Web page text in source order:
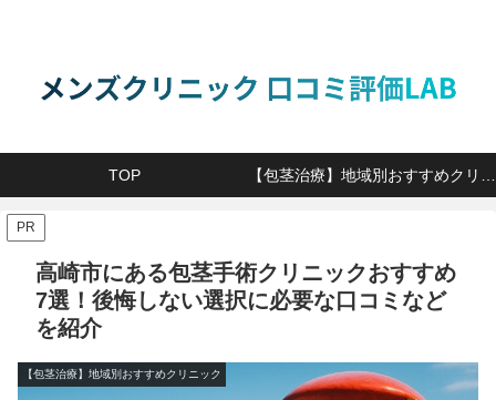
TOP 【包茎治療】地域別おすすめクリニック
PR
高崎市にある包茎手術クリニックおすすめ
7選！後悔しない選択に必要な口コミなど
を紹介
【包茎治療】地域別おすすめクリニック